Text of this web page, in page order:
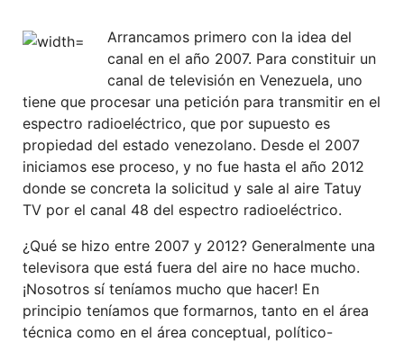
Arrancamos primero con la idea del
canal en el año 2007. Para constituir un
canal de televisión en Venezuela, uno
tiene que procesar una petición para transmitir en el
espectro radioeléctrico, que por supuesto es
propiedad del estado venezolano. Desde el 2007
iniciamos ese proceso, y no fue hasta el año 2012
donde se concreta la solicitud y sale al aire Tatuy
TV por el canal 48 del espectro radioeléctrico.
¿Qué se hizo entre 2007 y 2012? Generalmente una
televisora que está fuera del aire no hace mucho.
¡Nosotros sí teníamos mucho que hacer! En
principio teníamos que formarnos, tanto en el área
técnica como en el área conceptual, político-